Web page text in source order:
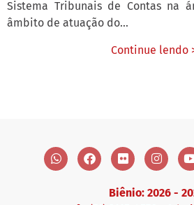
Sistema Tribunais de Contas na
âmbito de atuação do...
Continue lendo
Biênio: 2026 -